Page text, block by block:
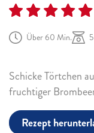
Über 60 Min.
Schicke Törtchen
fruchtiger
Rezept